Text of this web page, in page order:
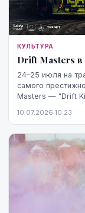
КУЛЬТУРА
Drift Masters
24–25 июля на
самого
Masters — "Drift
10.07.2026 10:23